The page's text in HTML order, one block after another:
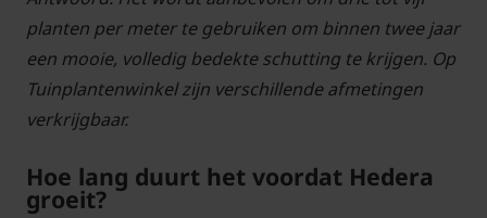
planten per meter te gebruiken om binnen twee jaar
een mooie, volledig bedekte schutting te krijgen. Op
Tuinplantenwinkel zijn verschillende afmetingen
verkrijgbaar.
Hoe lang duurt het voordat Hedera
groeit?